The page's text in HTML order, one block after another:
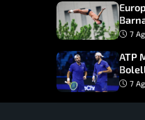
è
7
ATP
7